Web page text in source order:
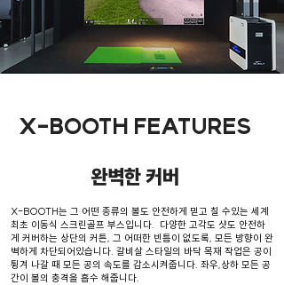
X-BOOTH FEATURES
​완벽한 커버
X-BOOTH는 그 어떤 종류의 볼도 안전하게 믿고 칠 수있는 세계
최초 이동식 스크린골프 부스입니다. 다양한 고각도 샷도 안전하
게 커버하는 상단의 커튼, 그 어떠한 빈틈이 없도록, 모든 방향이 완
벽하게 차단되어있습니다. 갈비살 스타일의 바닥 목재 작업은 공이
튕겨 나갈 때 모든 공의 속도를 감소시켜줍니다. 좌우,상하 모든 공
간이 볼의 충격을 흡수 해줍니다.